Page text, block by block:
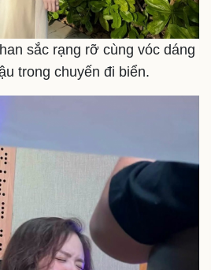
sắc rạng rỡ cùng vóc dáng
trong chuyến đi biển.